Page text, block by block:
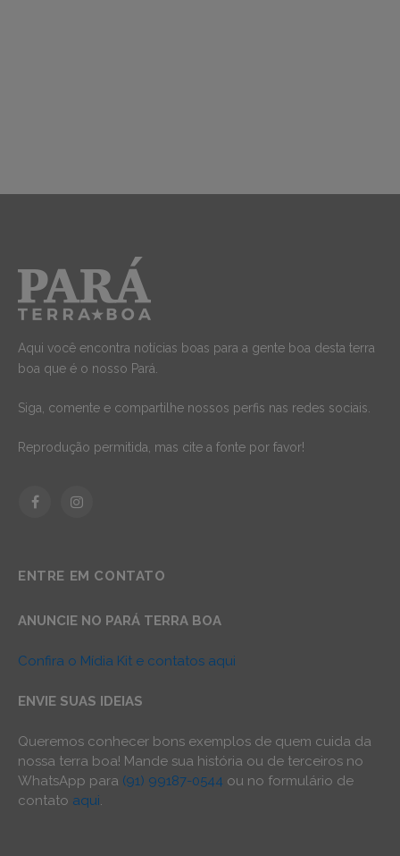
Aqui você encontra notícias boas para a gente boa desta terra
boa que é o nosso Pará.
Siga, comente e compartilhe nossos perfis nas redes sociais.
Reprodução permitida, mas cite a fonte por favor!
FacebookInstagram
ENTRE EM CONTATO
ANUNCIE NO PARÁ TERRA BOA
Confira o Mídia Kit e contatos aqui
ENVIE SUAS IDEIAS
Queremos conhecer bons exemplos de quem cuida da
nossa terra boa! Mande sua história ou de terceiros no
WhatsApp para (91) 99187-0544 ou no formulário de
contato aqui.